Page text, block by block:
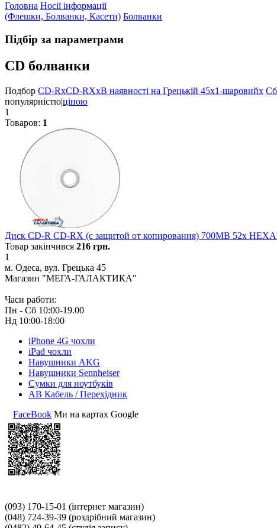
Головна Носії інформації
(Флешки, Болванки, Касети) Болванки
Підбір за параметрами
CD болванки
Подбор CD-RxCD-RXxВ наявності на Грецькій 45x1-шаровийx
популярністю|ціною
1
Товаров: 1
Диск CD-R CD-RX (с защитой от копирования) 700MB 52x
Товар закінчився 216 грн.
1
м. Одеса, вул. Грецька 45
Магазин "МЕГА-ГАЛАКТИКА"
Часи работи:
Пн - Сб 10:00-19.00
Нд 10:00-18:00
iPhone 4G чохли
iPad чохли
Навушники AKG
Навушники Sennheiser
Сумки для ноутбуків
АВ Кабель / Перехідник
FaceBook Ми на картах Google
(093) 170-15-01 (інтернет магазин)
(048) 724-39-39 (роздрібний магазин)